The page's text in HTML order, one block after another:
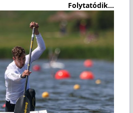
Folytatódik...